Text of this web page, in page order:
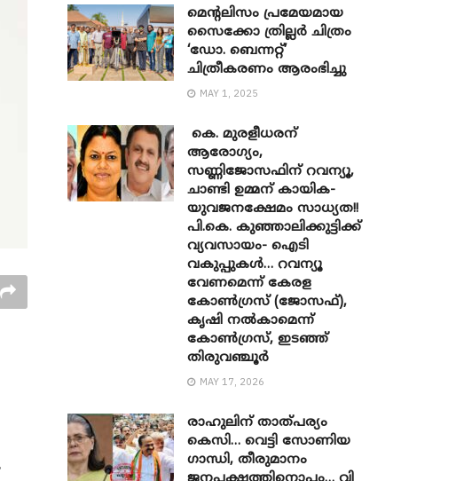
മെന്‍റലിസം പ്രമേയമായ
സൈക്കോ ത്രില്ലർ ചിത്രം
‘ഡോ. ബെന്നറ്റ്’
ചിത്രീകരണം ആരംഭിച്ചു
MAY 1, 2025
കെ. മുരളീധരന്
ആരോഗ്യം,
സണ്ണിജോസഫിന് റവന്യൂ,
ചാണ്ടി ഉമ്മന് കായിക-
യുവജനക്ഷേമം സാധ്യത!!
പി.കെ. കുഞ്ഞാലിക്കുട്ടിക്ക്
വ്യവസായം- ഐടി
വകുപ്പുകൾ… റവന്യൂ
വേണമെന്ന് കേരള
കോൺഗ്രസ് (ജോസഫ്),
കൃഷി നൽകാമെന്ന്
കോൺഗ്രസ്, ഇടഞ്ഞ്
തിരുവഞ്ചൂർ
MAY 17, 2026
രാഹുലിന് താത്പര്യം
കെസി… വെട്ടി സോണിയ ​
ഗാന്ധി, തീരുമാനം